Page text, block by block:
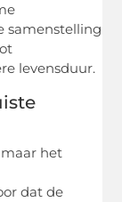
samenstelling
levensduur.
het
dat de